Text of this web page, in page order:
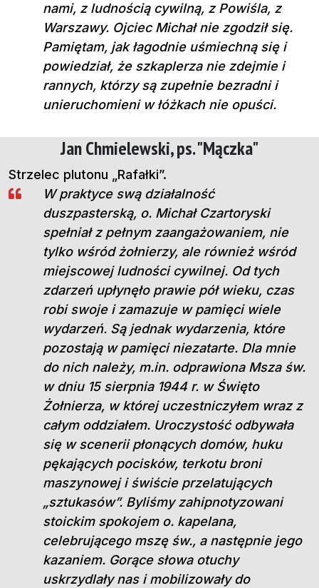
nami, z ludnością cywilną, z Powiśla, z
Warszawy. Ojciec Michał nie zgodził się.
Pamiętam, jak łagodnie uśmiechną się i
powiedział, że szkaplerza nie zdejmie i
rannych, którzy są zupełnie bezradni i
unieruchomieni w łóżkach nie opuści.
Jan Chmielewski, ps. "Mączka"
Strzelec plutonu „Rafałki”.
W praktyce swą działalność
duszpasterską, o. Michał Czartoryski
spełniał z pełnym zaangażowaniem, nie
tylko wśród żołnierzy, ale również wśród
miejscowej ludności cywilnej. Od tych
zdarzeń upłynęło prawie pół wieku, czas
robi swoje i zamazuje w pamięci wiele
wydarzeń. Są jednak wydarzenia, które
pozostają w pamięci niezatarte. Dla mnie
do nich należy, m.in. odprawiona Msza św.
w dniu 15 sierpnia 1944 r. w Święto
Żołnierza, w której uczestniczyłem wraz z
całym oddziałem. Uroczystość odbywała
się w scenerii płonących domów, huku
pękających pocisków, terkotu broni
maszynowej i świście przelatujących
„sztukasów”. Byliśmy zahipnotyzowani
stoickim spokojem o. kapelana,
celebrującego mszę św., a następnie jego
kazaniem. Gorące słowa otuchy
uskrzydlały nas i mobilizowały do